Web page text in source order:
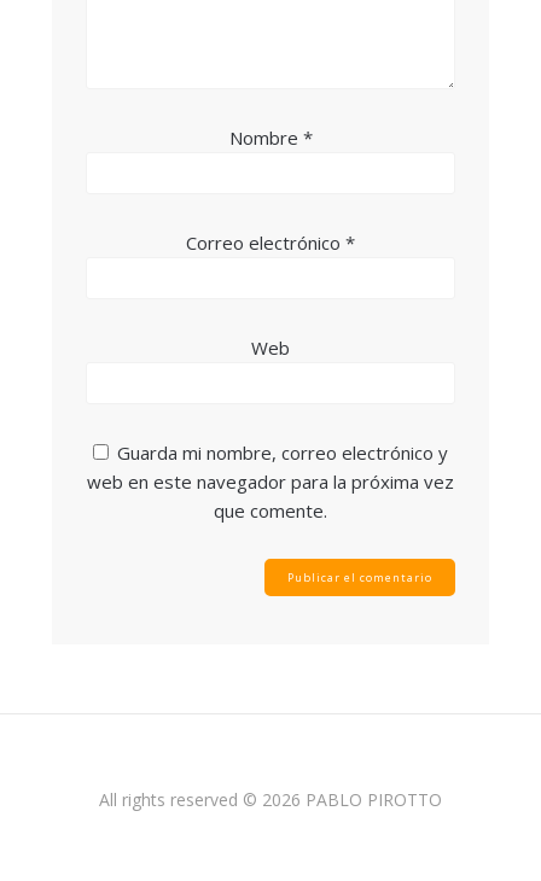
Nombre *
Correo electrónico *
Web
Guarda mi nombre, correo electrónico y
web en este navegador para la próxima vez
que comente.
All rights reserved © 2026 PABLO PIROTTO